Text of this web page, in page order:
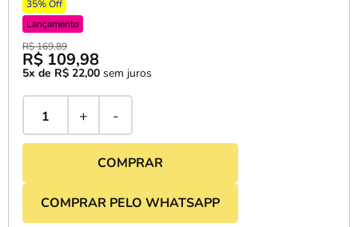
35% Off
Lançamento
R$ 169,89
R$ 109,98
5x de R$ 22,00 sem juros
+ -
COMPRAR
COMPRAR PELO WHATSAPP